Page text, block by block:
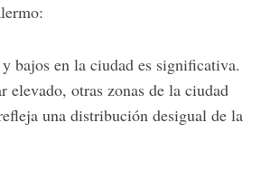
y bajos en la ciudad es significativa.
elevado, otras zonas de la ciudad
una distribución desigual de la